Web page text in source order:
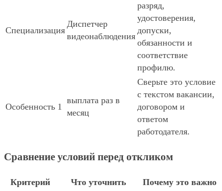
Специализация
Диспетчер
видеонаблюдения
разряд,
удостоверения,
допуски,
обязанности и
соответствие
профилю.
Особенность 1
выплата раз в
месяц
Сверьте это условие
с текстом вакансии,
договором и
ответом
работодателя.
Сравнение условий перед откликом
Критерий Что уточнить Почему это важно